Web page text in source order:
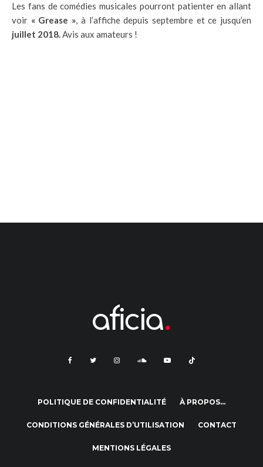
Les fans de comédies musicales pourront patienter en allant
voir « Grease », à l’affiche depuis septembre et ce jusqu’en
juillet 2018.Avis aux amateurs !
POLITIQUE DE CONFIDENTIALITÉ À PROPOS…
CONDITIONS GÉNÉRALES D’UTILISATION CONTACT
MENTIONS LÉGALES